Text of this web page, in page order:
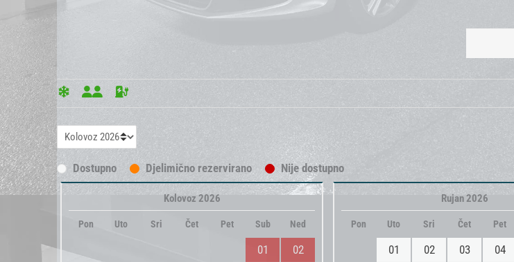
Dostupno Djelimično rezervirano Nije dostupno
Kolovoz 2026
Pon Uto Sri Čet Pet Sub Ned
01
02
Rujan 2026
Pon Uto Sri Čet Pet
01 02 03 04